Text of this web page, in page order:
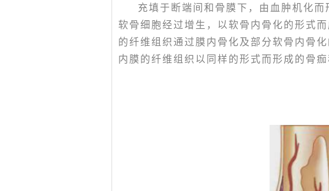
充填于断端间和骨膜下，由血肿机化而
软骨细胞经过增生，以软骨内骨化的形式
的纤维组织通过膜内骨化及部分软骨内骨
内膜的纤维组织以同样的形式而形成的骨痂